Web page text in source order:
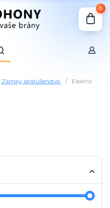
0
Zámky, príslušenstvo
Elektro